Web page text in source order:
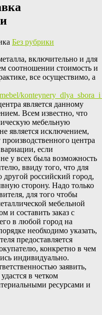
Без рубрики
включительно и для
соотношении стоимость и
все осуществимо, а
является данному
Всем известно, что
мебельную
является исключением,
центра
если
у всех была возможность
ввиду того, что для
другой российский город,
сторону. Надо только
для того чтобы
мебельной
и составить заказ с
в любой город на
необходимо указать,
предоставляется
конкретно в чем
индивидуально.
заявить,
в четком
ресурсами и